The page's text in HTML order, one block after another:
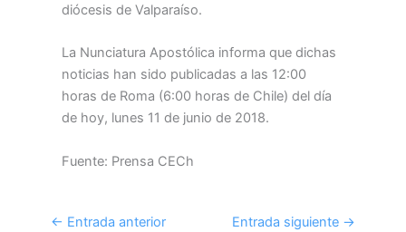
diócesis de Valparaíso.
La Nunciatura Apostólica informa que dichas
noticias han sido publicadas a las 12:00
horas de Roma (6:00 horas de Chile) del día
de hoy, lunes 11 de junio de 2018.
Fuente: Prensa CECh
← Entrada anterior Entrada siguiente →